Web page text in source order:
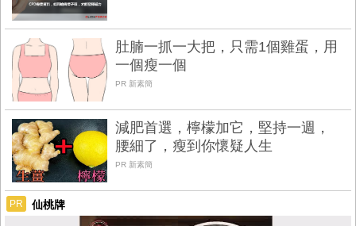
肚腩一抓一大把，只需1個雞蛋，用
一個瘦一個
PR 新素簡
減肥首選，檸檬加它，堅持一週，
腰細了，瘦到你懷疑人生
PR 新素簡
PR 仙桃牌